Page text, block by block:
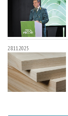
28.11.2025